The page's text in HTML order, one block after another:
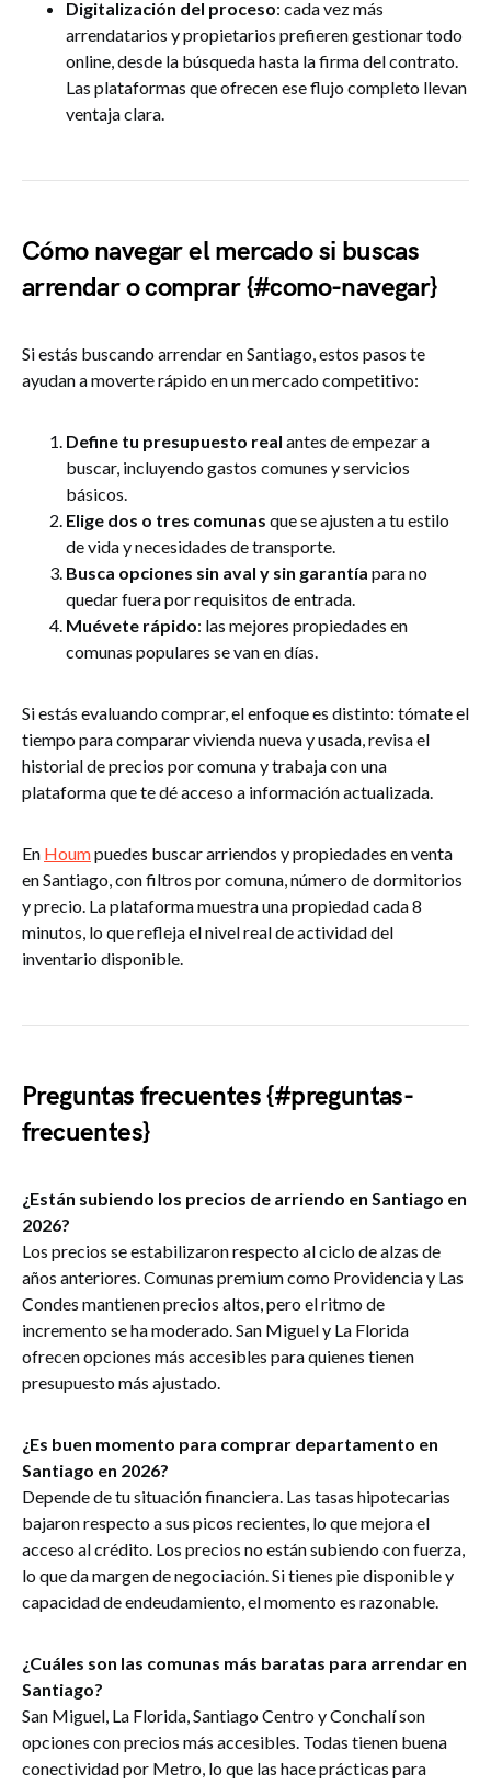
Digitalización del proceso: cada vez más
arrendatarios y propietarios prefieren gestionar todo
online, desde la búsqueda hasta la firma del contrato.
Las plataformas que ofrecen ese flujo completo llevan
ventaja clara.
Cómo navegar el mercado si buscas
arrendar o comprar {#como-navegar}
Si estás buscando arrendar en Santiago, estos pasos te
ayudan a moverte rápido en un mercado competitivo:
Define tu presupuesto real antes de empezar a
buscar, incluyendo gastos comunes y servicios
básicos.
Elige dos o tres comunas que se ajusten a tu estilo
de vida y necesidades de transporte.
Busca opciones sin aval y sin garantía para no
quedar fuera por requisitos de entrada.
Muévete rápido: las mejores propiedades en
comunas populares se van en días.
Si estás evaluando comprar, el enfoque es distinto: tómate el
tiempo para comparar vivienda nueva y usada, revisa el
historial de precios por comuna y trabaja con una
plataforma que te dé acceso a información actualizada.
En Houmpuedes buscar arriendos y propiedades en venta
en Santiago, con filtros por comuna, número de dormitorios
y precio. La plataforma muestra una propiedad cada 8
minutos, lo que refleja el nivel real de actividad del
inventario disponible.
Preguntas frecuentes {#preguntas-
frecuentes}
¿Están subiendo los precios de arriendo en Santiago en
2026?
Los precios se estabilizaron respecto al ciclo de alzas de
años anteriores. Comunas premium como Providencia y Las
Condes mantienen precios altos, pero el ritmo de
incremento se ha moderado. San Miguel y La Florida
ofrecen opciones más accesibles para quienes tienen
presupuesto más ajustado.
¿Es buen momento para comprar departamento en
Santiago en 2026?
Depende de tu situación financiera. Las tasas hipotecarias
bajaron respecto a sus picos recientes, lo que mejora el
acceso al crédito. Los precios no están subiendo con fuerza,
lo que da margen de negociación. Si tienes pie disponible y
capacidad de endeudamiento, el momento es razonable.
¿Cuáles son las comunas más baratas para arrendar en
Santiago?
San Miguel, La Florida, Santiago Centro y Conchalí son
opciones con precios más accesibles. Todas tienen buena
conectividad por Metro, lo que las hace prácticas para